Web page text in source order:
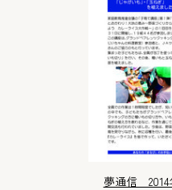
夢通信 2014